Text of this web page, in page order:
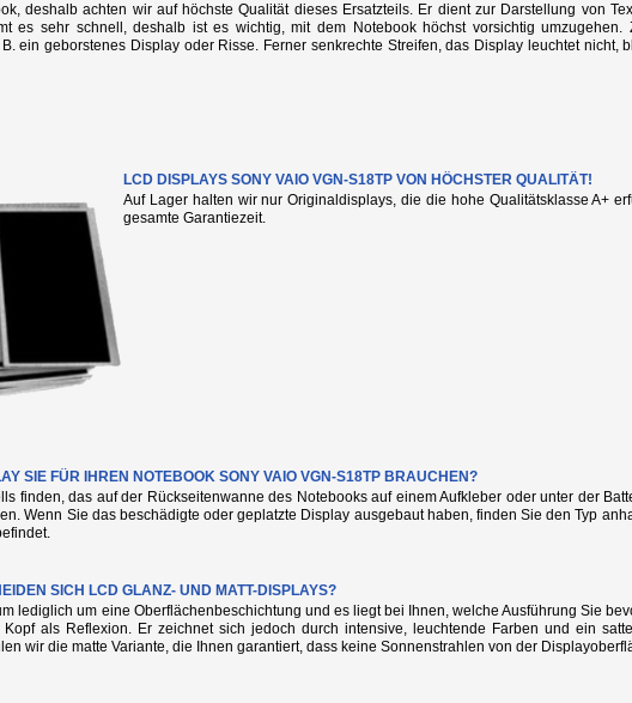
deshalb achten wir auf höchste Qualität dieses Ersatzteils. Er dient zur Darstellung von
es sehr schnell, deshalb ist es wichtig, mit dem Notebook höchst vorsichtig umzugehen.
ein geborstenes Display oder Risse. Ferner senkrechte Streifen, das Display leuchtet nicht,
LCD DISPLAYS SONY VAIO VGN-S18TP VON HÖCHSTER QUALITÄT!
Auf Lager halten wir nur Originaldisplays, die die hohe Qualitätsklasse A+
gesamte Garantiezeit.
SIE FÜR IHREN NOTEBOOK SONY VAIO VGN-S18TP BRAUCHEN?
finden, das auf der Rückseitenwanne des Notebooks auf einem Aufkleber oder unter der
Wenn Sie das beschädigte oder geplatzte Display ausgebaut haben, finden Sie den Typ
SICH LCD GLANZ- UND MATT-DISPLAYS?
lediglich um eine Oberflächenbeschichtung und es liegt bei Ihnen, welche Ausführung Sie
als Reflexion. Er zeichnet sich jedoch durch intensive, leuchtende Farben und ein
wir die matte Variante, die Ihnen garantiert, dass keine Sonnenstrahlen von der